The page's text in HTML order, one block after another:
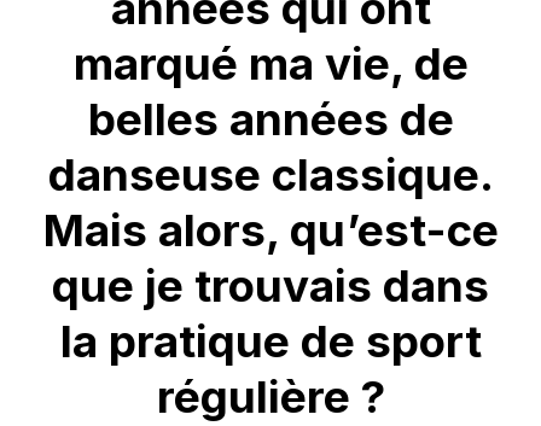
marqué ma vie, de
belles années de
danseuse classique.
Mais alors, qu’est-ce
que je trouvais dans
la pratique de sport
régulière ?